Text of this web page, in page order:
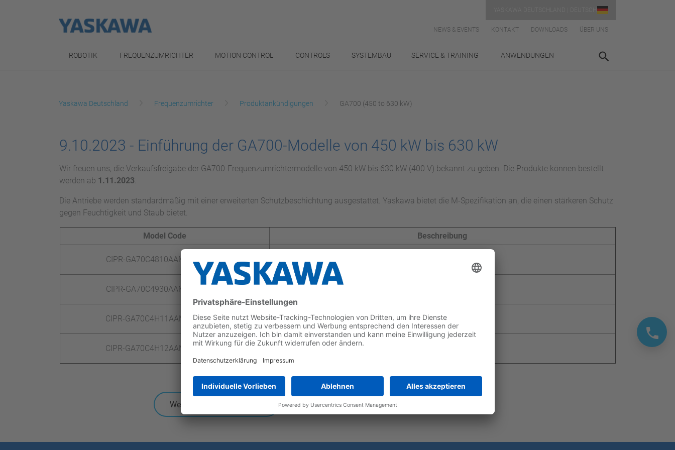
NEWS & EVENTS KONTAKT DOWNLOADS ÜBER UNS
ROBOTIK FREQUENZUMRICHTER MOTION CONTROL CONTROLS SYSTEMBAU SERVICE & TRAINING ANWENDUNGEN
Yaskawa Deutschland Frequenzumrichter Produktankündigungen GA700 (450 to 630 kW)
9.10.2023 - Einführung der GA700-Modelle von 450 kW bis 630 kW
Wir freuen uns, die Verkaufsfreigabe der GA700-Frequenzumrichtermodelle von 450 kW bis 630 kW (400 V) bekannt zu geben. Die Produkte können bestellt
werden ab 1.11.2023.
Die Antriebe werden standardmäßig mit einer erweiterten Schutzbeschichtung ausgestattet. Yaskawa bietet die M-Spezifikation an, die einen stärkeren Schutz
gegen Feuchtigkeit und Staub bietet.
Model Code Beschreibung
CIPR-GA70C4810AAMA-BAAABA
Spezifikation: Feuchtigkeits- und staubbeständig
CIPR-GA70C4930AAMA-BAAABA
Power: 400 V, 500 kW 930 A (ND) / 450 kW 810 A (HD)
CIPR-GA70C4H11AAMA-BAAABA
Power: 400 V, 560 kW 1090 A (ND) / 500 kW 930 A (HD)
Spezifikation: Feuchtigkeits- und staubbeständig
CIPR-GA70C4H12AAMA-BAAABA
Power: 400 V, 630 kW 1200 A (ND) / 560 kW 1090 A (HD)
Weitere Ankündigungen